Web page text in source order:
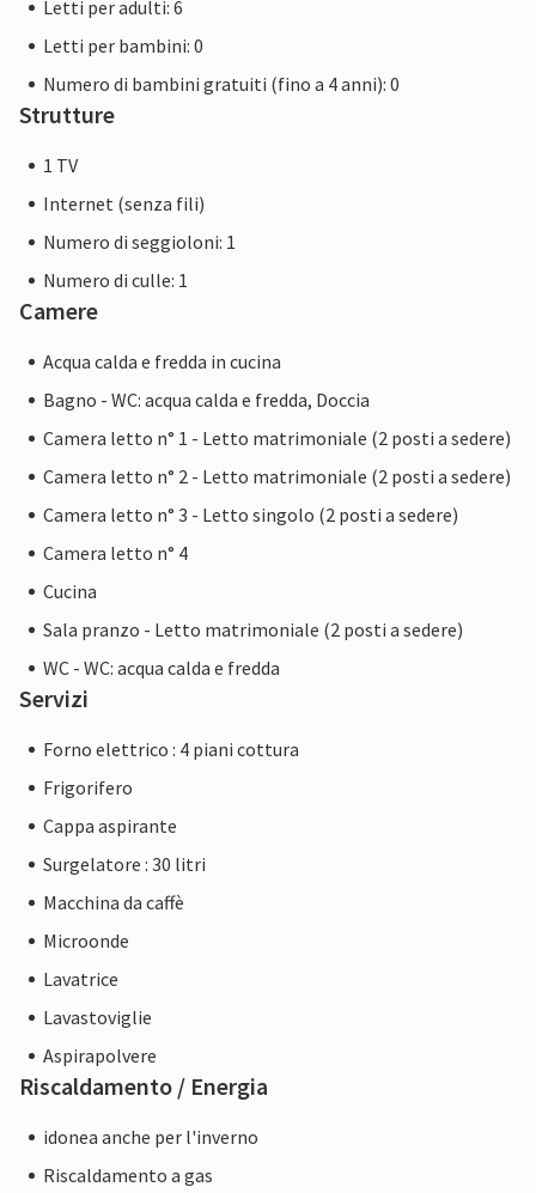
Letti per adulti: 6
Letti per bambini: 0
Numero di bambini gratuiti (fino a 4 anni): 0
Strutture
1 TV
Internet (senza fili)
Numero di seggioloni: 1
Numero di culle: 1
Camere
Acqua calda e fredda in cucina
Bagno - WC: acqua calda e fredda, Doccia
Camera letto n° 1 - Letto matrimoniale (2 posti a sedere)
Camera letto n° 2 - Letto matrimoniale (2 posti a sedere)
Camera letto n° 3 - Letto singolo (2 posti a sedere)
Camera letto n° 4
Cucina
Sala pranzo - Letto matrimoniale (2 posti a sedere)
WC - WC: acqua calda e fredda
Servizi
Forno elettrico : 4 piani cottura
Frigorifero
Cappa aspirante
Surgelatore : 30 litri
Macchina da caffè
Microonde
Lavatrice
Lavastoviglie
Aspirapolvere
Riscaldamento / Energia
idonea anche per l'inverno
Riscaldamento a gas